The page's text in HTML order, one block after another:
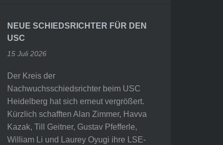
NEUE SCHIEDSRICHTER FÜR DEN
USC
15 Juli 2026
Der Kreis der
Nachwuchsschiedsrichter beim USC
Heidelberg hat sich erneut vergrößert.
Kürzlich schafften Alan Zimmer, Havva
Kazak, Till Geitner, Gustav Pfefferle,
William Li und Laurey Oyugi ihre LSE-